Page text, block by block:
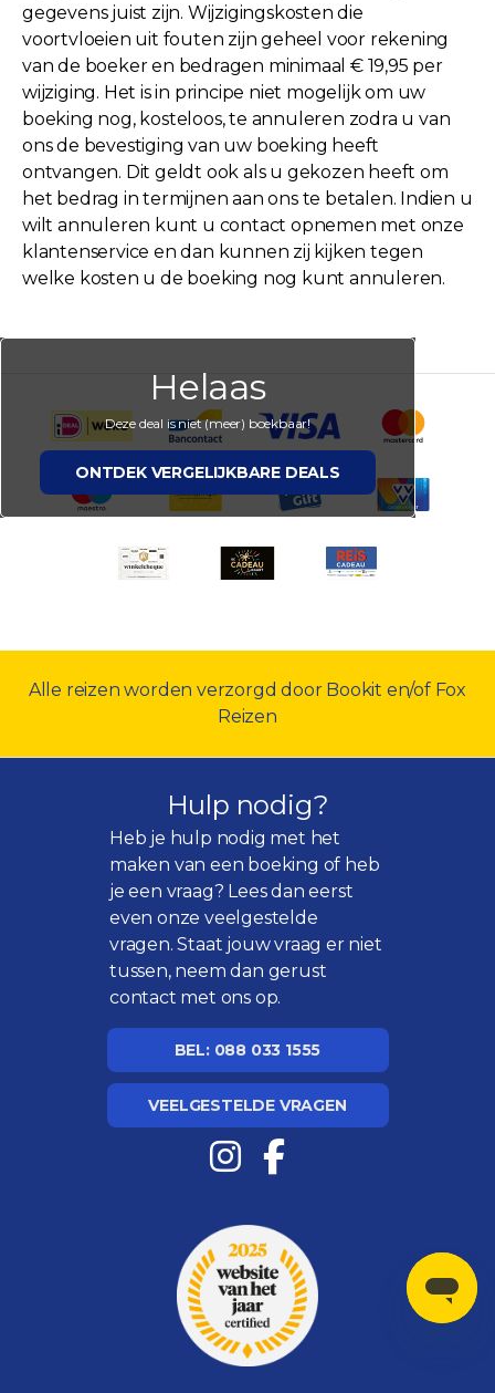
gegevens juist zijn. Wijzigingskosten die
voortvloeien uit fouten zijn geheel voor rekening
van de boeker en bedragen minimaal € 19,95 per
wijziging. Het is in principe niet mogelijk om uw
boeking nog, kosteloos, te annuleren zodra u van
ons de bevestiging van uw boeking heeft
ontvangen. Dit geldt ook als u gekozen heeft om
het bedrag in termijnen aan ons te betalen. Indien u
wilt annuleren kunt u contact opnemen met onze
klantenservice en dan kunnen zij kijken tegen
welke kosten u de boeking nog kunt annuleren.
Helaas
Deze deal is niet (meer) boekbaar!
ONTDEK VERGELIJKBARE DEALS
Alle reizen worden verzorgd door Bookit en/of Fox
Reizen
Hulp nodig?
Heb je hulp nodig met het
maken van een boeking of heb
je een vraag? Lees dan eerst
even onzeveelgestelde
vragen. Staat jouw vraag er niet
tussen, neem dan gerust
contact met ons op.
BEL: 088 033 1555
VEELGESTELDE VRAGEN